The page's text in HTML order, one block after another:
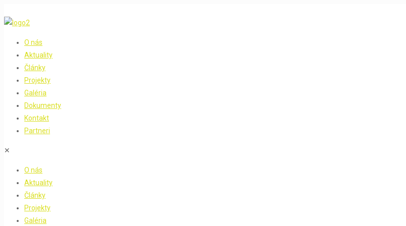
O nás
Aktuality
Články
Projekty
Galéria
Dokumenty
Kontakt
Partneri
✕
O nás
Aktuality
Články
Projekty
Galéria